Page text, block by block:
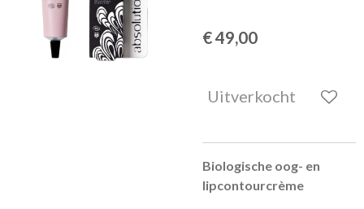
€ 49,00
Uitverkocht
Biologische oog- en
lipcontourcrème